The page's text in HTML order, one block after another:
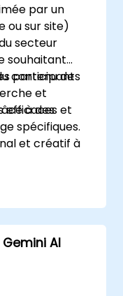
par un
ou sur site)
secteur
souhaitant
contenu de
et
à des
participants
efficaces et
spécifiques.
et créatif à
de
AI